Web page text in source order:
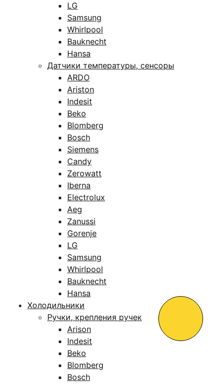
LG
Samsung
Whirlpool
Bauknecht
Hansa
Датчики температуры, сенсоры
ARDO
Ariston
Indesit
Beko
Blomberg
Bosch
Siemens
Candy
Zerowatt
Iberna
Electrolux
Aeg
Zanussi
Gorenje
LG
Samsung
Whirlpool
Bauknecht
Hansa
Холодильники
Ручки, крепления ручек
Arison
Indesit
Beko
Blomberg
Bosch